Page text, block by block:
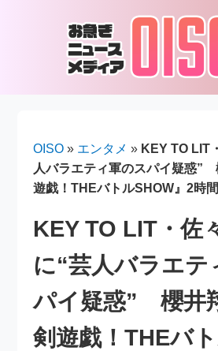
OISO » エンタメ » KEY TO LIT
人バラエティ軍のスパイ疑惑”
遊戯！THEバトルSHOW』2時
KEY TO LIT・佐
に“芸人バラエテ
パイ疑惑” 櫻井
剣遊戯！THEバ